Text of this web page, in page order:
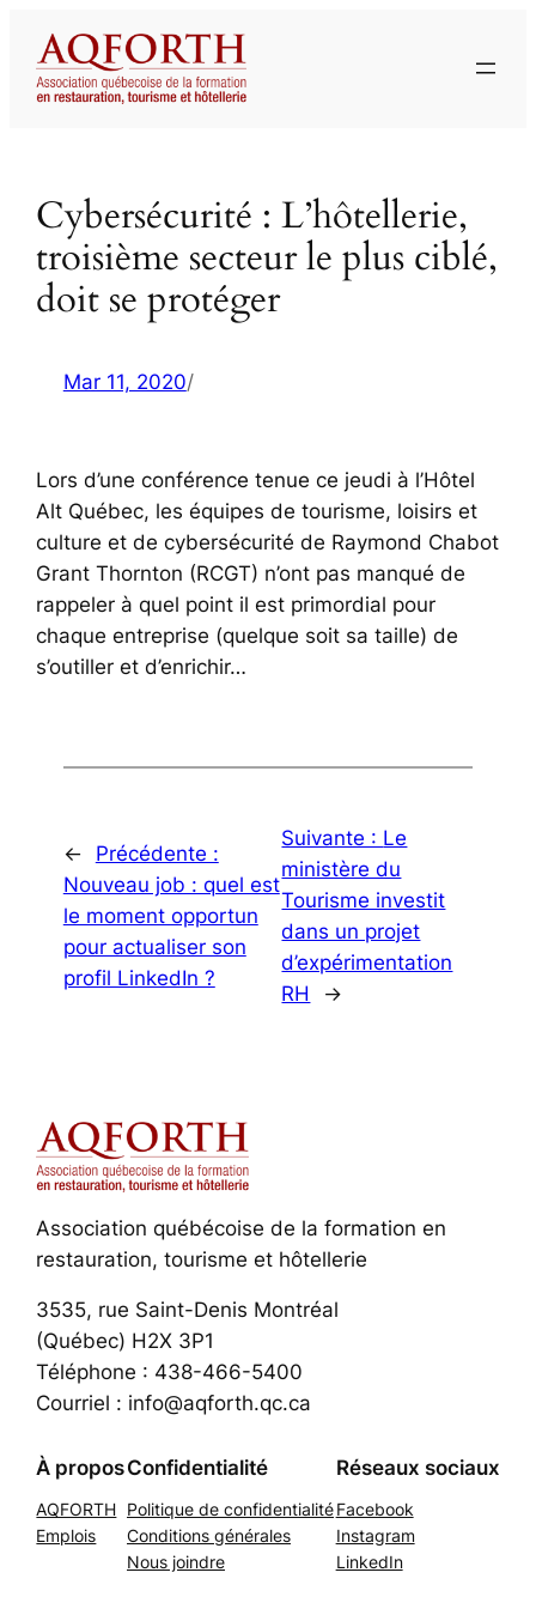
contenu
Cybersécurité : L’hôtellerie,
troisième secteur le plus ciblé,
doit se protéger
Mar 11, 2020/
Lors d’une conférence tenue ce jeudi à l’Hôtel
Alt Québec, les équipes de tourisme, loisirs et
culture et de cybersécurité de Raymond Chabot
Grant Thornton (RCGT) n’ont pas manqué de
rappeler à quel point il est primordial pour
chaque entreprise (quelque soit sa taille) de
s’outiller et d’enrichir…
←
Précédente :
Nouveau job : quel est
le moment opportun
pour actualiser son
profil LinkedIn ?
Suivante : Le
ministère du
Tourisme investit
dans un projet
d’expérimentation
RH
→
Association québécoise de la formation en
restauration, tourisme et hôtellerie
3535, rue Saint-Denis Montréal
(Québec) H2X 3P1
Téléphone : 438-466-5400
Courriel : info@aqforth.qc.ca
À propos
AQFORTH
Emplois
Confidentialité
Politique de confidentialité
Conditions générales
Nous joindre
Réseaux sociaux
Facebook
Instagram
LinkedIn